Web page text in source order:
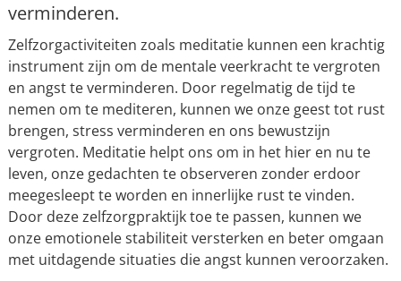
verminderen.
Zelfzorgactiviteiten zoals meditatie kunnen een krachtig
instrument zijn om de mentale veerkracht te vergroten
en angst te verminderen. Door regelmatig de tijd te
nemen om te mediteren, kunnen we onze geest tot rust
brengen, stress verminderen en ons bewustzijn
vergroten. Meditatie helpt ons om in het hier en nu te
leven, onze gedachten te observeren zonder erdoor
meegesleept te worden en innerlijke rust te vinden.
Door deze zelfzorgpraktijk toe te passen, kunnen we
onze emotionele stabiliteit versterken en beter omgaan
met uitdagende situaties die angst kunnen veroorzaken.